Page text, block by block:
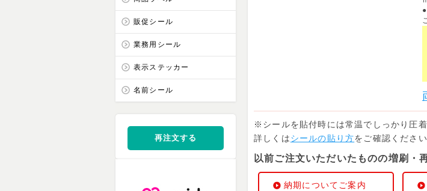
販促シール
業務用シール
表示ステッカー
名前シール
再注文する
※シールを貼付時には常温でしっかり圧
詳しくはシールの貼り方をご確認ください
以前ご注文いただいたものの増刷・
納期についてご案内